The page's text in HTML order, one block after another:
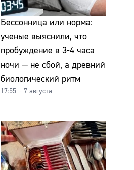
Бессонница или норма:
ученые выяснили, что
пробуждение в 3-4 часа
ночи — не сбой, а древний
биологический ритм
17:55 – 7 августа